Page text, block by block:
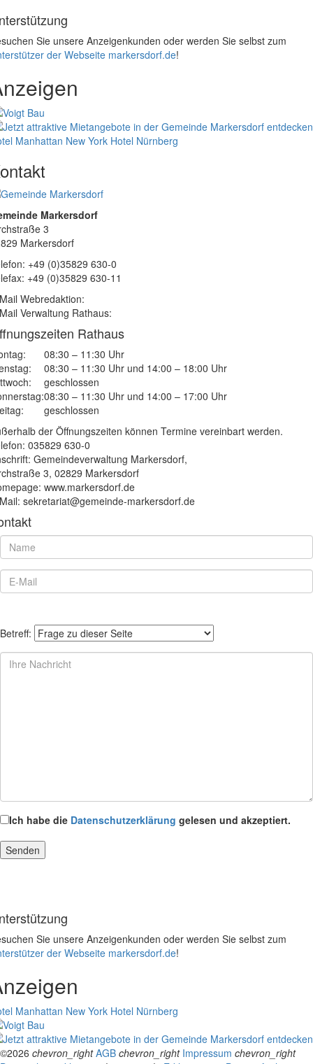
Sie unsere Anzeigenkunden oder werden Sie selbst zum
der Webseite markersdorf.de!
Manhattan New York Hotel Nürnberg
Markersdorf
3
Markersdorf
+49 (0)35829 630-0
+49 (0)35829 630-11
Webredaktion:
Verwaltung Rathaus:
Rathaus
08:30 – 11:30 Uhr
08:30 – 11:30 Uhr und 14:00 – 18:00 Uhr
geschlossen
08:30 – 11:30 Uhr und 14:00 – 17:00 Uhr
geschlossen
der Öffnungszeiten können Termine vereinbart werden.
035829 630-0
Gemeindeverwaltung Markersdorf,
3, 02829 Markersdorf
www.markersdorf.de
sekretariat@gemeinde-markersdorf.de
Betreff:
Ich habe die Datenschutzerklärung gelesen und akzeptiert.
Sie unsere Anzeigenkunden oder werden Sie selbst zum
der Webseite markersdorf.de!
Manhattan New York Hotel Nürnberg
©2026 chevron_right AGB chevron_right Impressum chevron_right